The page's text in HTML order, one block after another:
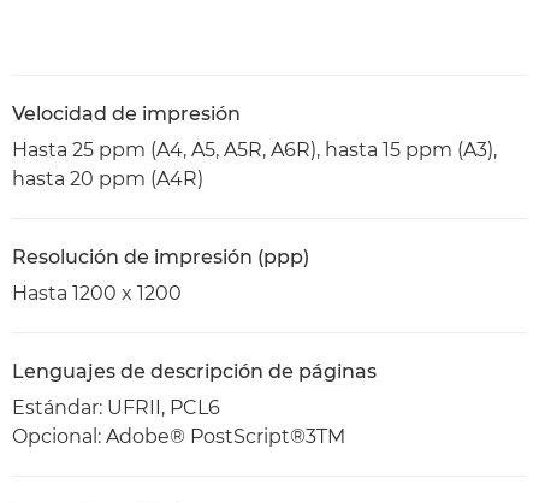
Velocidad de impresión
Hasta 25 ppm (A4, A5, A5R, A6R), hasta 15 ppm (A3),
hasta 20 ppm (A4R)
Resolución de impresión (ppp)
Hasta 1200 x 1200
Lenguajes de descripción de páginas
Estándar: UFRII, PCL6
Opcional: Adobe® PostScript®3TM